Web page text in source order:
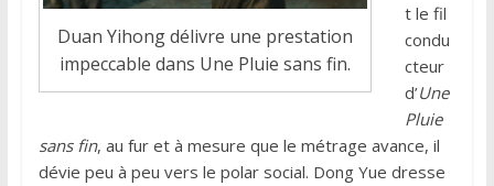
Duan Yihong délivre une prestation
impeccable dans Une Pluie sans fin.
t le fil
condu
cteur
d’Une
Pluie
sans fin, au fur et à mesure que le métrage avance, il
dévie peu à peu vers le polar social. Dong Yue dresse